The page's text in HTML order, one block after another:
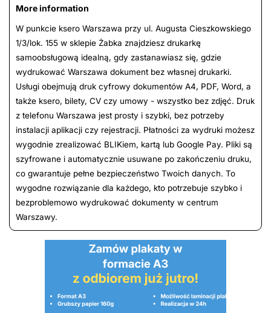
More information
W punkcie ksero Warszawa przy ul. Augusta Cieszkowskiego
1/3/lok. 155 w sklepie Żabka znajdziesz drukarkę
samoobsługową idealną, gdy zastanawiasz się, gdzie
wydrukować Warszawa dokument bez własnej drukarki.
Usługi obejmują druk cyfrowy dokumentów A4, PDF, Word, a
także ksero, bilety, CV czy umowy - wszystko bez zdjęć. Druk
z telefonu Warszawa jest prosty i szybki, bez potrzeby
instalacji aplikacji czy rejestracji. Płatności za wydruki możesz
wygodnie zrealizować BLIKiem, kartą lub Google Pay. Pliki są
szyfrowane i automatycznie usuwane po zakończeniu druku,
co gwarantuje pełne bezpieczeństwo Twoich danych. To
wygodne rozwiązanie dla każdego, kto potrzebuje szybko i
bezproblemowo wydrukować dokumenty w centrum
Warszawy.